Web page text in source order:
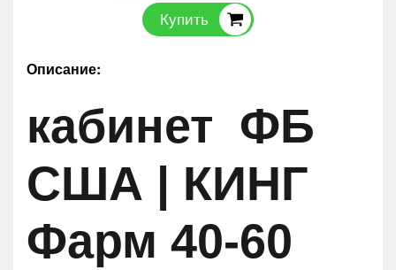
Купить
Описание:
кабинет ФБ
США | КИНГ
Фарм 40-60